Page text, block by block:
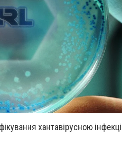
хантавірусною